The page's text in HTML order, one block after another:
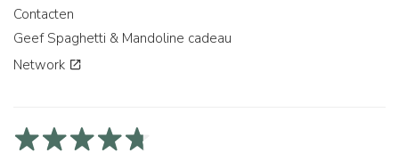
Contacten
Geef Spaghetti & Mandoline cadeau
Network